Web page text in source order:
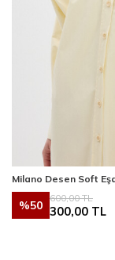
Milano Desen Soft
%50
600,00TL
300,00 TL